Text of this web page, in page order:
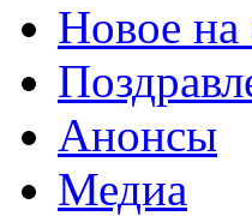
Новое на
Анонсы
Медиа